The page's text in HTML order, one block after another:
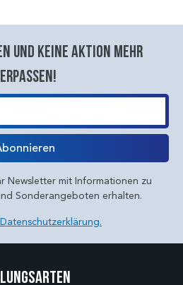
und keine aktion mehr
Newsletter mit Informationen zu
Sonderangeboten erhalten.
Datenschutzerklärung.